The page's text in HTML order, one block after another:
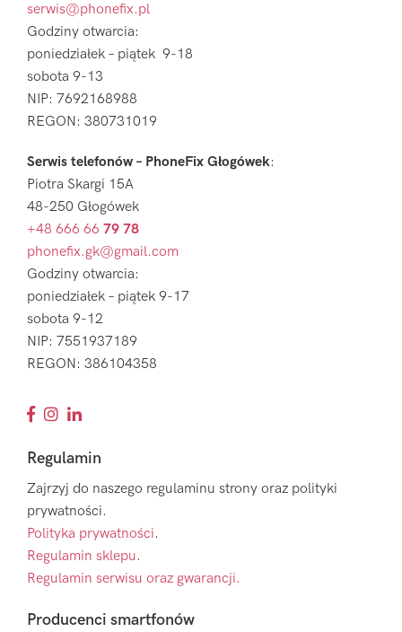
serwis@phonefix.pl
Godziny otwarcia:
poniedziałek – piątek 9-18
sobota 9-13
NIP: 7692168988
REGON: 380731019
Serwis telefonów – PhoneFix Głogówek:
Piotra Skargi 15A
48-250 Głogówek
+48 666 66 79 78
phonefix.gk@gmail.com
Godziny otwarcia:
poniedziałek – piątek 9-17
sobota 9-12
NIP: 7551937189
REGON: 386104358
Regulamin
Zajrzyj do naszego regulaminu strony oraz polityki
prywatności.
Polityka prywatności.
Regulamin sklepu.
Regulamin serwisu oraz gwarancji.
Producenci smartfonów